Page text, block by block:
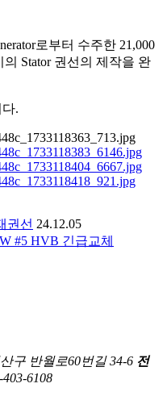
로부터 수주한 21,000
Stator 권선의 제작을 완
.
권선 24.12.05
#5 HVB 긴급교체
구 반월로60번길 34-6 전
6108